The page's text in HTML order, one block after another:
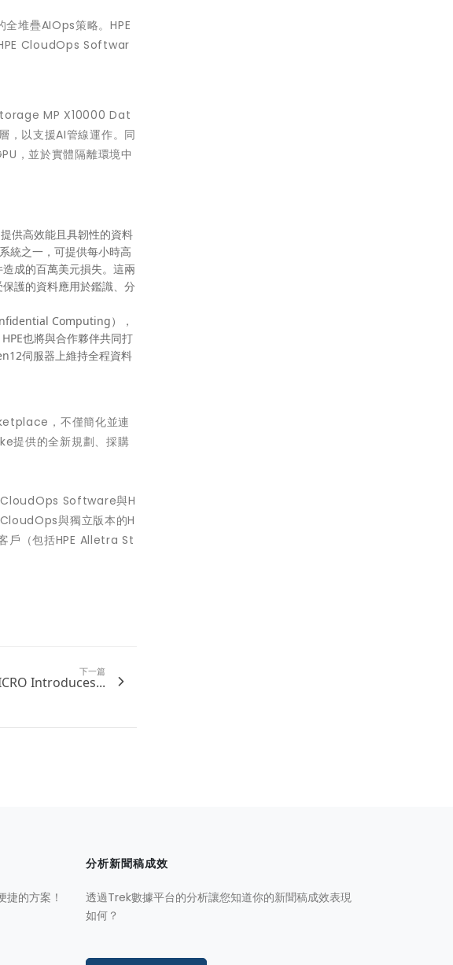
堆疊AIOps策略。HPE
CloudOps Softwar
MP X10000 Dat
以支援AI管線運作。同
，並於實體隔離環境中
供高效能且具韌性的資料
統之一，可提供每小時高
成的百萬美元損失。這兩
護的資料應用於鑑識、分
Computing），
也將與合作夥伴共同打
伺服器上維持全程資料
，不僅簡化並連
提供的全新規劃、採購
CloudOps Software與H
與獨立版本的H
（包括HPE Alletra St
下一篇
Introduces...
的方案！
分析新聞稿成效
透過Trek數據平台的分析讓您知道你的新聞稿成效表現
如何？